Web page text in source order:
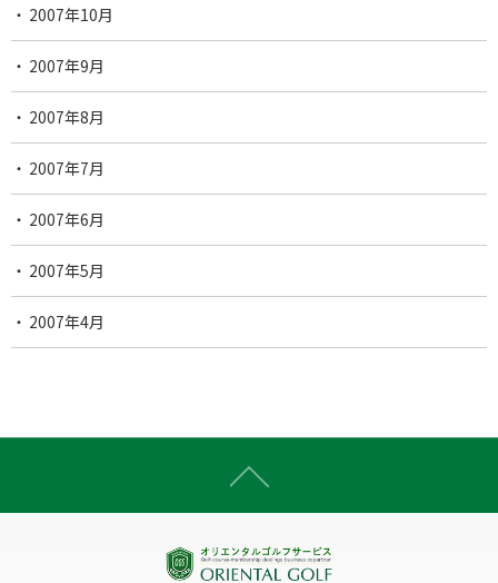
2007年10月
2007年9月
2007年8月
2007年7月
2007年6月
2007年5月
2007年4月